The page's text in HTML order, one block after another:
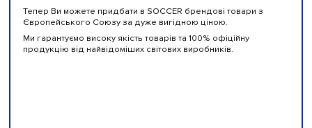
Тепер Ви можете придбати в SOCCER брендові товари з
Європейського Союзу за дуже вигідною ціною.
Ми гарантуємо високу якість товарів та 100% офіційну
продукцію від найвідоміших світових виробників.